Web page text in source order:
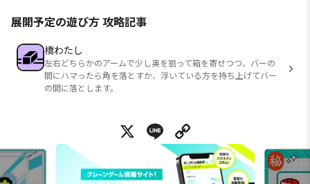
展開予定の遊び方 攻略記事
橋わたし
左右どちらかのアームで少し奥を狙って箱を寄せつつ、バーの
間にハマったら角を落とすか、浮いている方を持ち上げてバー
の間に落とします。
X Line